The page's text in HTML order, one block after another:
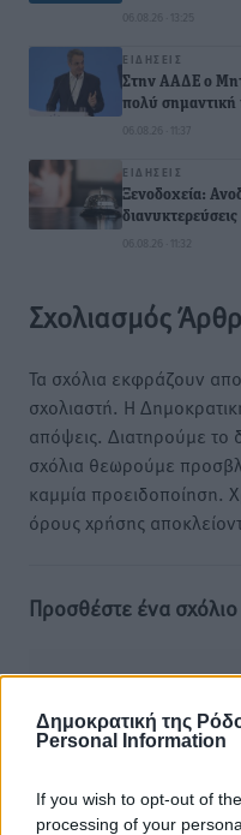
Δημοκρατική της
Personal Information
If you wish to opt-out of
processing of your
06.08.26 · 13:25
ΕΙΔΉΣΕΙΣ
Στην ΑΑΔΕ ο
πολύ σημαντική
06.08.26 · 11:37
ΕΙΔΉΣΕΙΣ
Ξενοδοχεία:
διανυκτερεύσεις
06.08.26 · 11:32
Σχολιασμός
Τα σχόλια εκφράζουν
σχολιαστή. Η
απόψεις. Διατηρούμε το
σχόλια θεωρούμε
καμμία προειδοποίηση.
όρους χρήσης
Προσθέστε ένα σχόλιο
Πρέπει να
υποβολή του σχολίου.
Όνοματεπώνυμο